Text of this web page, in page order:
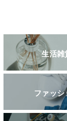
生活雑
ファッシ